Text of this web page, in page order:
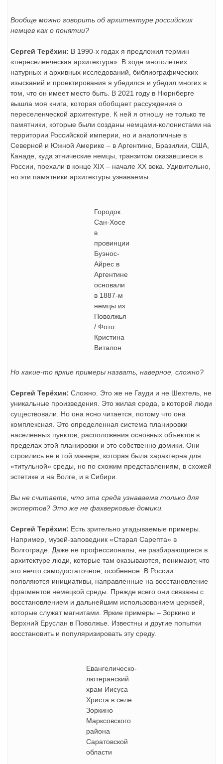
Вообще можно говорить об архитектуре российских
немцев как о понятии?
Сергей Терёхин: В 1990-х годах я предложил термин
«переселенческая архитектура». В ходе многолетних
натурных и архивных исследований, библиографических
изысканий и проектирования я убедился и убедил многих в
том, что он имеет место быть. В 2021 году в Нюрнберге
вышла моя книга, которая обобщает рассуждения о
переселенческой архитектуре. К ней я отношу не только те
памятники, которые были созданы немцами-колонистами на
территории Российской империи, но и аналогичные в
Северной и Южной Америке – в Аргентине, Бразилии, США,
Канаде, куда этнические немцы, транзитом оказавшиеся в
России, поехали в конце XIX – начале XX века. Удивительно,
но эти памятники архитектуры узнаваемы.
Городок
Сан-Хосе
в
провинции
Буэнос-
Айрес в
Аргентине
основали
в 1887-м
немцы из
Поволжья
/ Фото:
Кристина
Виталон
Но какие-то яркие примеры назвать, наверное, сложно?
Сергей Терёхин: Сложно. Это же не Гауди и не Шехтель, не
уникальные произведения. Это жилая среда, в которой люди
существовали. Но она ясно читается, потому что она
комплексная. Это определенная система планировки
населенных пунктов, расположения основных объектов в
пределах этой планировки и это собственно домики. Они
строились не в той манере, которая была характерна для
«титульной» среды, но по схожим представлениям, в схожей
эстетике и на Волге, и в Сибири.
Вы не считаете, что эта среда узнаваема только для
экспертов? Это же не фахверковые домики.
Сергей Терёхин: Есть зрительно угадываемые примеры.
Например, музей-заповедник «Старая Сарепта» в
Волгограде. Даже не профессионалы, не разбирающиеся в
архитектуре люди, которые там оказываются, понимают, что
это нечто самодостаточное, особенное. В России
появляются инициативы, направленные на восстановление
фрагментов немецкой среды. Прежде всего они связаны с
восстановлением и дальнейшим использованием церквей,
которые служат магнитами. Яркие примеры – Зоркино и
Верхний Еруслан в Поволжье. Известны и другие попытки
восстановить и популяризировать эту среду.
Евангелическо-
лютеранский
храм Иисуса
Христа в селе
Зоркино
Марксовского
района
Саратовской
области